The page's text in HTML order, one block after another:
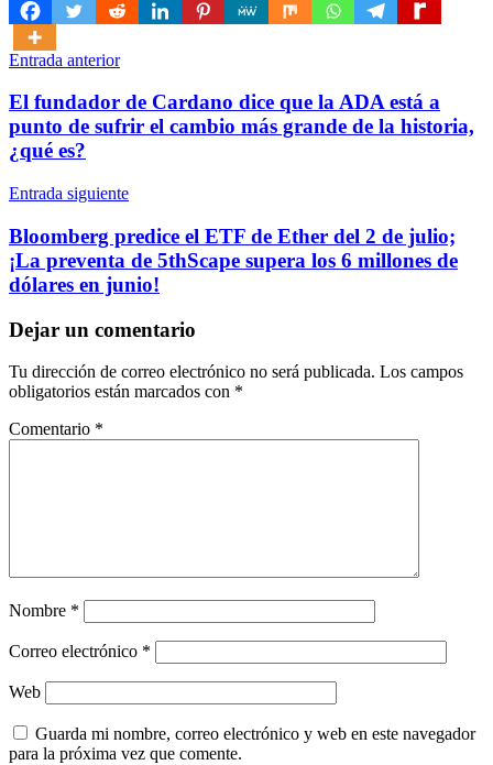
Navegación
de
entradas
Entrada anterior
El fundador de Cardano dice que la ADA está a
punto de sufrir el cambio más grande de la historia,
¿qué es?
Entrada siguiente
Bloomberg predice el ETF de Ether del 2 de julio;
¡La preventa de 5thScape supera los 6 millones de
dólares en junio!
Dejar un comentario
Tu dirección de correo electrónico no será publicada. Los campos
obligatorios están marcados con *
Comentario *
Nombre *
Correo electrónico *
Web
Guarda mi nombre, correo electrónico y web en este navegador
para la próxima vez que comente.